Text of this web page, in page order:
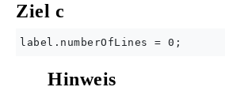
Ziel c
Hinweis